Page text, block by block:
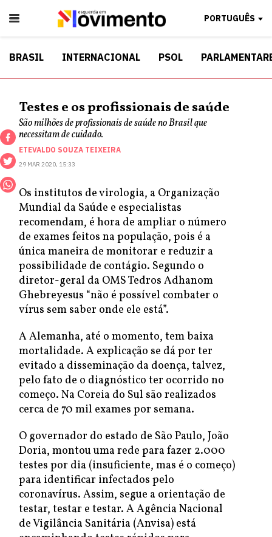
PORTUGUÊS
BRASIL INTERNACIONAL PSOL
Testes e os profissionais de saúde
São milhões de profissionais de saúde no Brasil que
necessitam de cuidado.
ETEVALDO SOUZA TEIXEIRA
29 MAR 2020, 15:33
Os institutos de virologia, a Organização
Mundial da Saúde e especialistas
recomendam, é hora de ampliar o número
de exames feitos na população, pois é a
única maneira de monitorar e reduzir a
possibilidade de contágio. Segundo o
diretor-geral da OMS Tedros Adhanom
Ghebreyesus “não é possível combater o
vírus sem saber onde ele está”.
A Alemanha, até o momento, tem baixa
mortalidade. A explicação se dá por ter
evitado a disseminação da doença, talvez,
pelo fato de o diagnóstico ter ocorrido no
começo. Na Coreia do Sul são realizados
cerca de 70 mil exames por semana.
O governador do estado de São Paulo, João
Doria, montou uma rede para fazer 2.000
testes por dia (insuficiente, mas é o começo)
para identificar infectados pelo
coronavírus. Assim, segue a orientação de
testar, testar e testar. A Agência Nacional
de Vigilância Sanitária (Anvisa) está